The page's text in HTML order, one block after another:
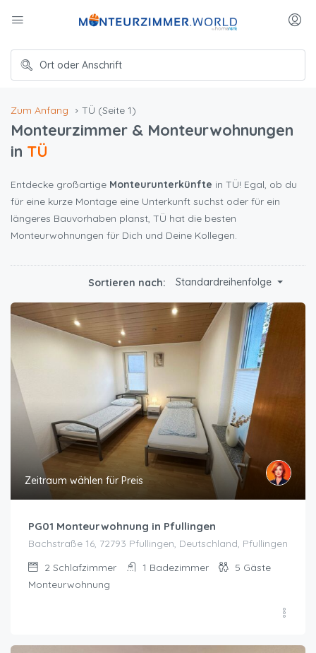
Zum Anfang TÜ (Seite 1)
Monteurzimmer & Monteurwohnungen
in TÜ
Entdecke großartige Monteurunterkünfte in TÜ! Egal, ob du
für eine kurze Montage eine Unterkunft suchst oder für ein
längeres Bauvorhaben planst, TÜ hat die besten
Monteurwohnungen für Dich und Deine Kollegen.
Sortieren nach: Standardreihenfolge
Zeitraum wählen für Preis
PG01 Monteurwohnung in Pfullingen
Bachstraße 16, 72793 Pfullingen, Deutschland, Pfullingen
2 Schlafzimmer 1 Badezimmer 5 Gäste
Monteurwohnung